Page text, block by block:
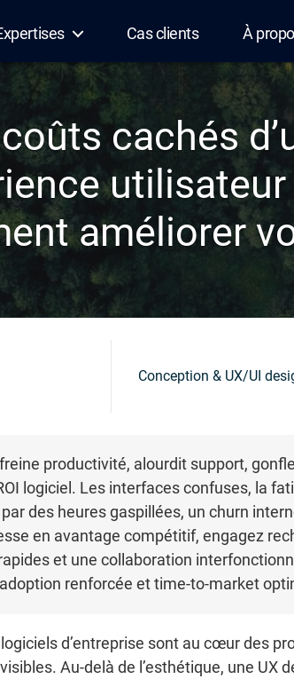
Cas clients À
cachés
améliorer
Conception & UX/UI
productivité, alourdit support,
logiciel. Les interfaces confuses, la
des heures gaspillées, un churn
en avantage compétitif, engagez
et une collaboration
renforcée et time-to-market
d’entreprise sont au cœur des
Au-delà de l’esthétique, une